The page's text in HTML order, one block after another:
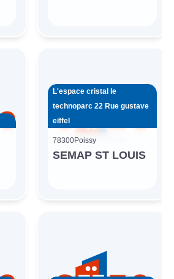
L'espace cristal le
technoparc 22 Rue gustave
eiffel
78300Poissy
SEMAP ST LOUIS